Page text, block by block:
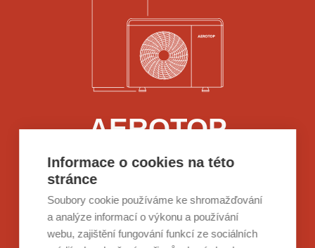
Informace o cookies na této
stránce
Soubory cookie používáme ke shromažďování
a analýze informací o výkonu a používání
webu, zajištění fungování funkcí ze sociálních
AEROTOP
Řešení pro novostavby či rekonstrukce
rodinných domů, kde tepelné čerpadlo bude
jediným zdrojem vytápění a ohřevu teplé
vody.